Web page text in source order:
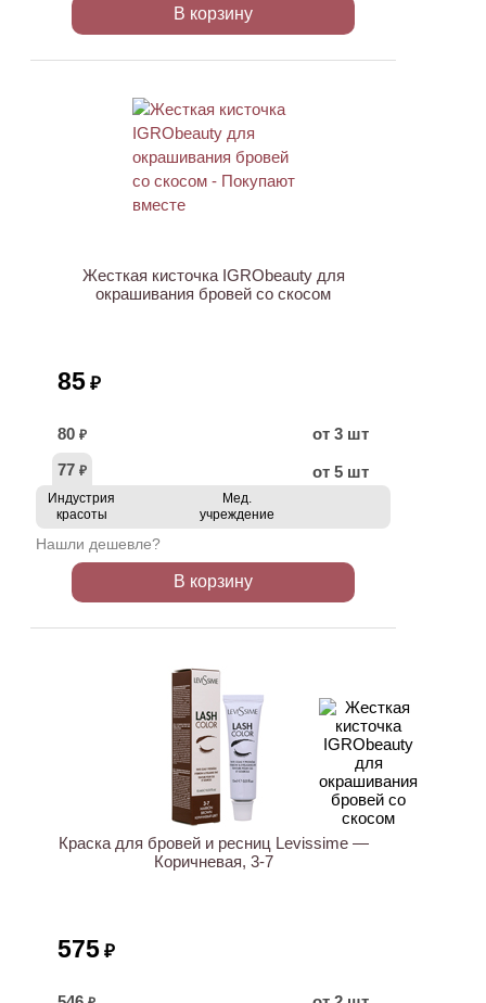
В корзину
Жесткая кисточка IGRObeauty для
окрашивания бровей со скосом
85 ₽
80 ₽
от 3 шт
77 ₽ от 5 шт
Индустрия
красоты
Мед.
учреждение
Нашли дешевле?
В корзину
Краска для бровей и ресниц Levissime —
Коричневая, 3-7
575 ₽